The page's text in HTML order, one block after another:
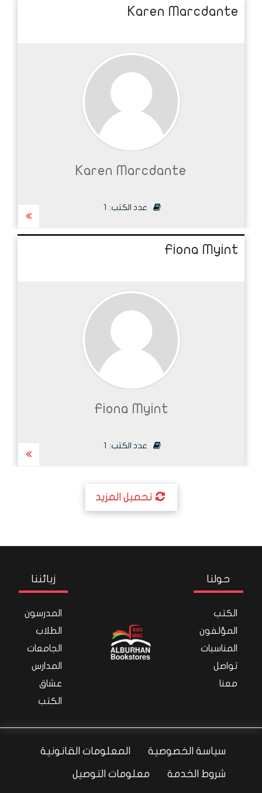
Karen Marcdante
Karen Marcdante
عدد الكتب: 1
Fiona Myint
Fiona Myint
عدد الكتب: 1
تحميل المزيد
حولنا
الكتب
المؤلفون
المناسبات
تواصل
معنا
زبائننا
المدرسون
الطلاب
الجامعات
المدارس
عشاق
الكتب
سياسة الخصوصية المعلومات القانونية
شروط الخدمة معلومات التوصيل